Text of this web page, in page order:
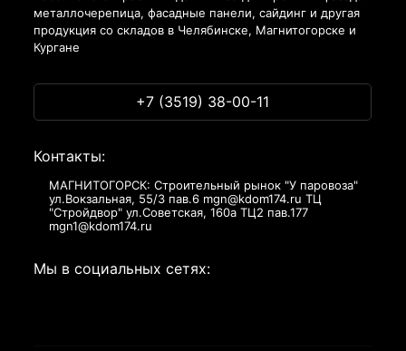
металлочерепица, фасадные панели, сайдинг и другая
продукция со складов в Челябинске, Магнитогорске и
Кургане
+7 (3519) 38-00-11
Контакты:
МАГНИТОГОРСК: Строительный рынок "У паровоза"
ул.Вокзальная, 55/3 пав.6 mgn@kdom174.ru ТЦ
"Стройдвор" ул.Советская, 160а ТЦ2 пав.177
mgn1@kdom174.ru
Мы в социальных сетях: